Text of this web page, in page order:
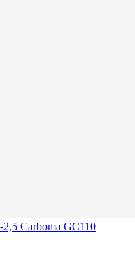
Carboma GC110